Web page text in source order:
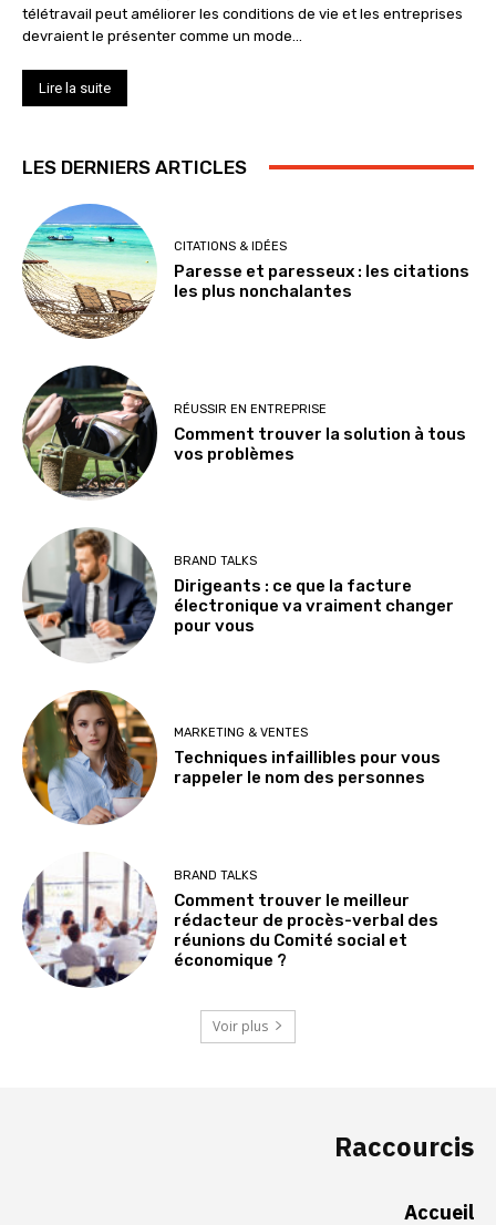
télétravail peut améliorer les conditions de vie et les entreprises
devraient le présenter comme un mode...
Lire la suite
LES DERNIERS ARTICLES
CITATIONS & IDÉES
Paresse et paresseux : les citations
les plus nonchalantes
RÉUSSIR EN ENTREPRISE
Comment trouver la solution à tous
vos problèmes
BRAND TALKS
Dirigeants : ce que la facture
électronique va vraiment changer
pour vous
MARKETING & VENTES
Techniques infaillibles pour vous
rappeler le nom des personnes
BRAND TALKS
Comment trouver le meilleur
rédacteur de procès-verbal des
réunions du Comité social et
économique ?
Voir plus
Raccourcis
Accueil